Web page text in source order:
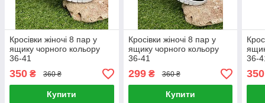
Кросівки жіночі 8 пар у
ящику чорного кольору
36-41
350 ₴ 360 ₴
Купити
Кросівки жіночі 8 пар у
ящику чорного кольору
36-41
299₴ 360 ₴
Купити
36-
350